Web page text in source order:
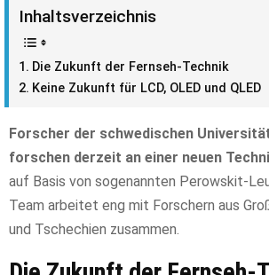
Inhaltsverzeichnis
Die Zukunft der Fernseh-Technik
Keine Zukunft für LCD, OLED und QLED
Forscher der schwedischen
forschen derzeit an einer neuen
auf Basis von sogenannten Perowskit-
Team arbeitet eng mit Forschern aus
und Tschechien zusammen.